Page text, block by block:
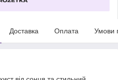
Доставка Оплата Умови